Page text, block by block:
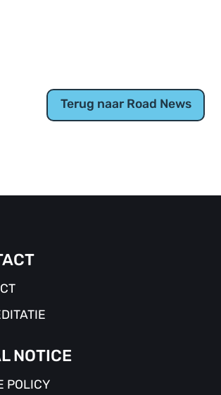
Terug naar Road News
NOTICE
POLICY